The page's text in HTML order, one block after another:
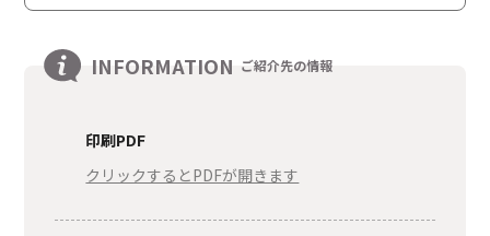
INFORMATION ご紹介先の情報
印刷PDF
クリックするとPDFが開きます